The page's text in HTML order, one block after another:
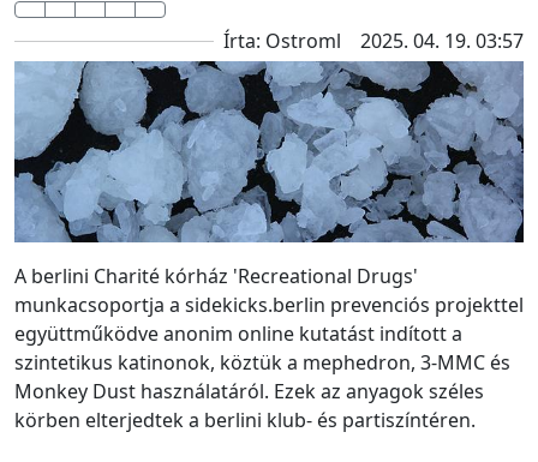
Írta: Ostroml 2025. 04. 19. 03:57
A berlini Charité kórház 'Recreational Drugs'
munkacsoportja a sidekicks.berlin prevenciós projekttel
együttműködve anonim online kutatást indított a
szintetikus katinonok, köztük a mephedron, 3-MMC és
Monkey Dust használatáról. Ezek az anyagok széles
körben elterjedtek a berlini klub- és partiszíntéren.